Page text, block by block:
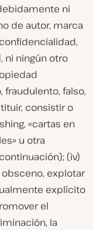
ni
de autor, marca
ni ningún otro
fraudulento, falso,
consistir o
«cartas en
u otra
(iv)
explotar
explícito
el
la